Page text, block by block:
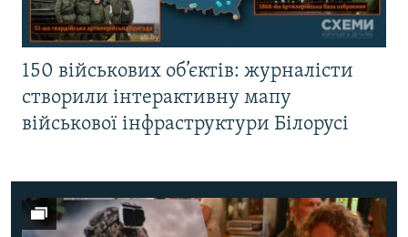
150 військових об’єктів: журналісти
створили інтерактивну мапу
військової інфраструктури Білорусі